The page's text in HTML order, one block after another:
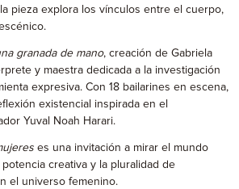
pieza explora los vínculos entre el cuerpo,
granada de mano, creación de Gabriela
y maestra dedicada a la investigación
expresiva. Con 18 bailarines en escena,
existencial inspirada en el
Yuval Noah Harari.
es una invitación a mirar el mundo
creativa y la pluralidad de
el universo femenino.